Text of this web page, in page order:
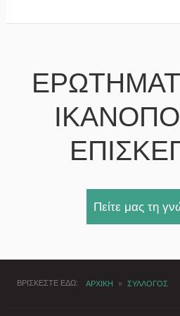
Πείτε μας τη
ΒΡΙΣΚΕΣΤΕ ΕΔΩ ΑΡΧΙΚΗ » ΣΥΛΛΟΓΟΣ